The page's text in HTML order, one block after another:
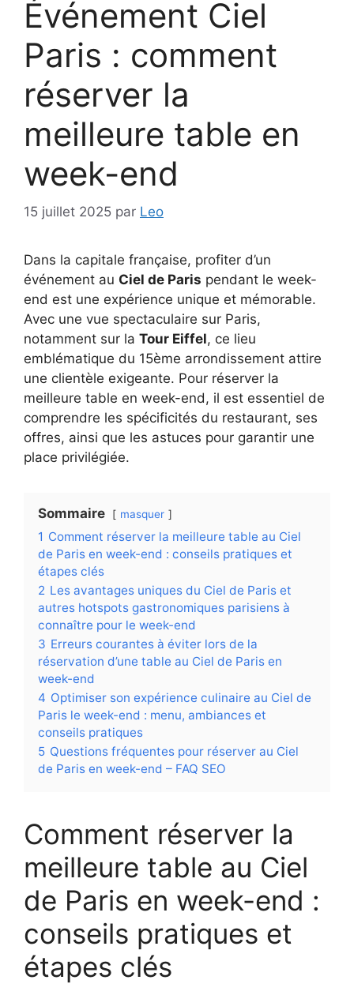
Événement Ciel
Paris : comment
réserver la
meilleure table en
week-end
15 juillet 2025 par Leo
Dans la capitale française, profiter d’un
événement au Ciel de Paris pendant le week-
end est une expérience unique et mémorable.
Avec une vue spectaculaire sur Paris,
notamment sur la Tour Eiffel, ce lieu
emblématique du 15ème arrondissement attire
une clientèle exigeante. Pour réserver la
meilleure table en week-end, il est essentiel de
comprendre les spécificités du restaurant, ses
offres, ainsi que les astuces pour garantir une
place privilégiée.
Sommaire masquer
1 Comment réserver la meilleure table au Ciel
de Paris en week-end : conseils pratiques et
étapes clés
2 Les avantages uniques du Ciel de Paris et
autres hotspots gastronomiques parisiens à
connaître pour le week-end
3 Erreurs courantes à éviter lors de la
réservation d’une table au Ciel de Paris en
week-end
4 Optimiser son expérience culinaire au Ciel de
Paris le week-end : menu, ambiances et
conseils pratiques
5 Questions fréquentes pour réserver au Ciel
de Paris en week-end – FAQ SEO
Comment réserver la
meilleure table au Ciel
de Paris en week-end :
conseils pratiques et
étapes clés